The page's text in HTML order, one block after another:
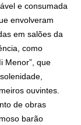
e consumada
envolveram
em salões da
como
Menor”, que
ouvintes.
de obras
barão